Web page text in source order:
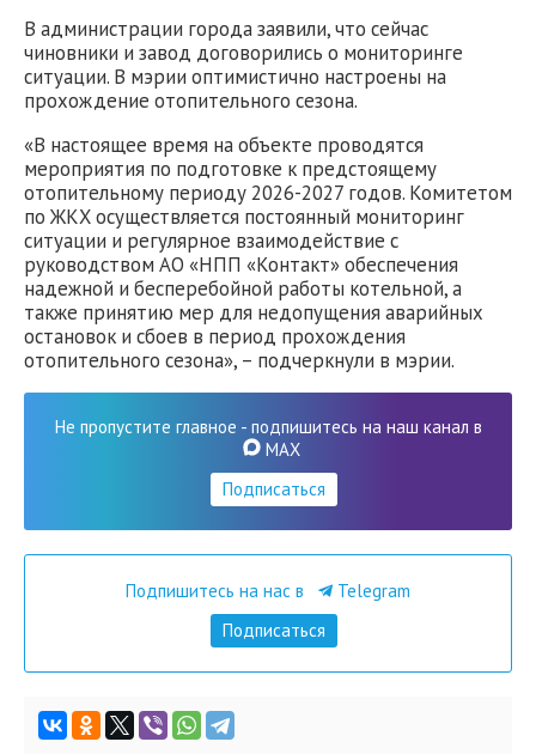
В администрации города заявили, что сейчас
чиновники и завод договорились о мониторинге
ситуации. В мэрии оптимистично настроены на
прохождение отопительного сезона.
«В настоящее время на объекте проводятся
мероприятия по подготовке к предстоящему
отопительному периоду 2026-2027 годов. Комитетом
по ЖКХ осуществляется постоянный мониторинг
ситуации и регулярное взаимодействие с
руководством АО «НПП «Контакт» обеспечения
надежной и бесперебойной работы котельной, а
также принятию мер для недопущения аварийных
остановок и сбоев в период прохождения
отопительного сезона», – подчеркнули в мэрии.
Не пропустите главное - подпишитесь на наш канал в
MAX
Подписаться
Подпишитесь на нас в
Telegram
Подписаться